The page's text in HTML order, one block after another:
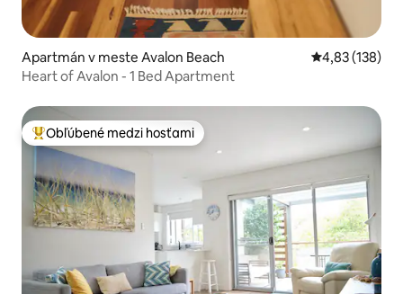
Apartmán v meste Avalon Beach Priemerné
4,83 (138)
Heart of Avalon - 1 Bed Apartment
Najobľúbenejšie medzi hosťami
Obľúbené medzi hosťami